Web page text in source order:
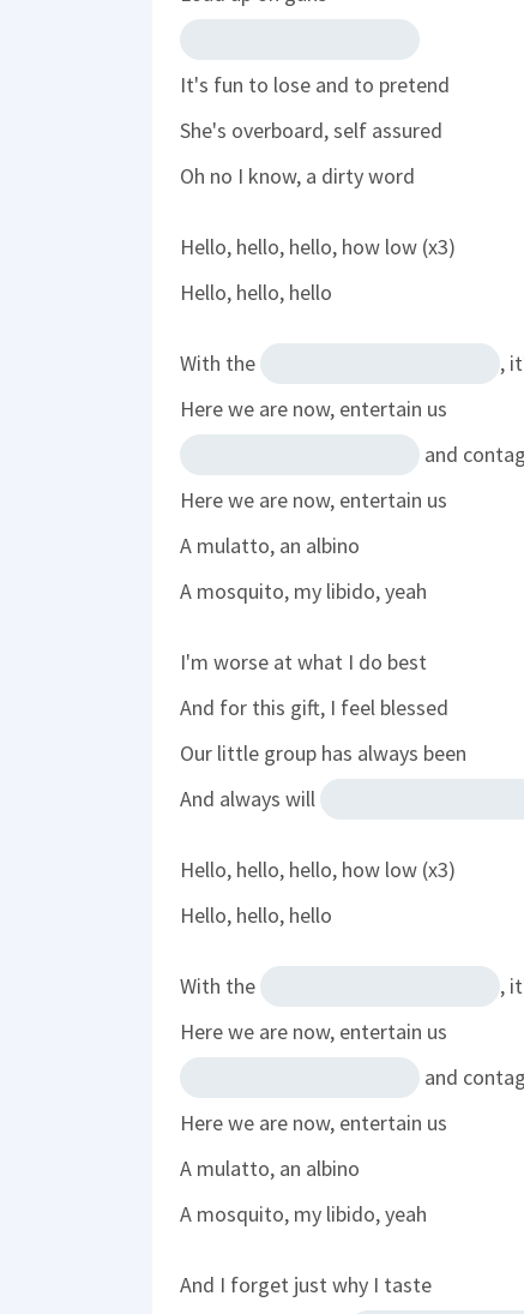
It's fun to lose and to pretend
She's overboard, self assured
Oh no I know, a dirty word
Hello, hello, hello, how low (x3)
Hello, hello, hello
With the
,
Here we are now, entertain us
and
Here we are now, entertain us
A mulatto, an albino
A mosquito, my libido, yeah
I'm worse at what I do best
And for this gift, I feel blessed
Our little group has always been
And always will
Hello, hello, hello, how low (x3)
Hello, hello, hello
With the
,
Here we are now, entertain us
and
Here we are now, entertain us
A mulatto, an albino
A mosquito, my libido, yeah
And I forget just why I taste